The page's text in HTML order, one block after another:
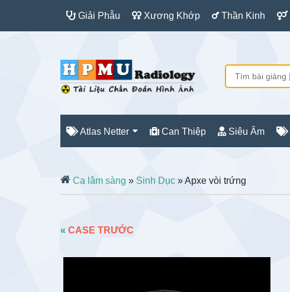
Giải Phẫu Xương Khớp Thần Kinh
Atlas Netter Can Thiệp Siêu Âm
Ca lâm sàng » Sinh Dục » Apxe vòi trứng
« CASE TRƯỚC